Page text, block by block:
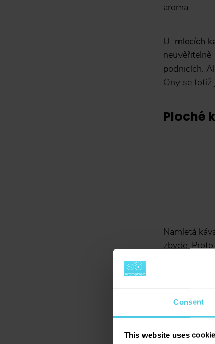
Consent
This website uses
aroma.
U mlecích
neuvěřitelně
podnicích.
Ony se totiž
Ploché
Namletá
zbyde.